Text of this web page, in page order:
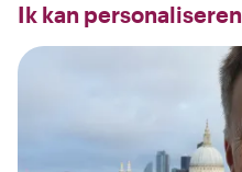
Ik kan personaliseren